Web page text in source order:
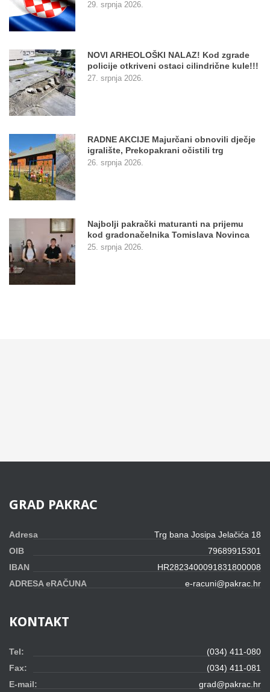
29. srpnja 2026.
NOVI ARHEOLOŠKI NALAZ! Kod zgrade
policije otkriveni ostaci cilindrične kule!!!
27. srpnja 2026.
RADNE AKCIJE Majurčani obnovili dječje
igralište, Prekopakrani očistili trg
26. srpnja 2026.
Najbolji pakrački maturanti na prijemu
kod gradonačelnika Tomislava Novinca
25. srpnja 2026.
GRAD PAKRAC
Adresa
Trg bana Josipa Jelačića 18
OIB
79689915301
IBAN
HR2823400091831800008
ADRESA eRAČUNA
e-racuni@pakrac.hr
KONTAKT
Tel:
(034) 411-080
Fax:
(034) 411-081
E-mail:
grad@pakrac.hr